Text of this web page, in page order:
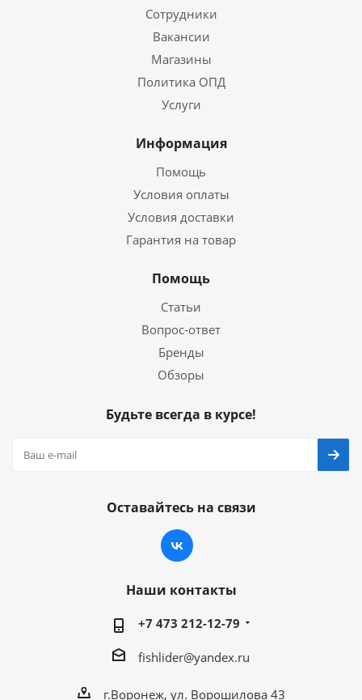
Сотрудники
Вакансии
Магазины
Политика ОПД
Услуги
Информация
Помощь
Условия оплаты
Условия доставки
Гарантия на товар
Помощь
Статьи
Вопрос-ответ
Бренды
Обзоры
Будьте всегда в курсе!
Оставайтесь на связи
Наши контакты
+7 473 212-12-79
fishlider@yandex.ru
г.Воронеж, ул. Ворошилова 43